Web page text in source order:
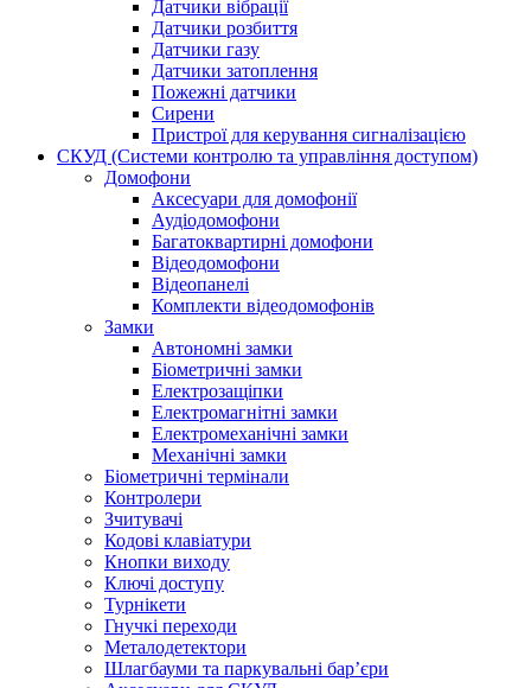
Датчики вібрації
Датчики розбиття
Датчики газу
Датчики затоплення
Пожежні датчики
Сирени
Пристрої для керування сигналізацією
СКУД (Системи контролю та управління доступом)
Домофони
Аксесуари для домофонії
Аудіодомофони
Багатоквартирні домофони
Відеодомофони
Відеопанелі
Комплекти відеодомофонів
Замки
Автономні замки
Біометричні замки
Електрозащіпки
Електромагнітні замки
Електромеханічні замки
Механічні замки
Біометричні термінали
Контролери
Зчитувачі
Кодові клавіатури
Кнопки виходу
Ключі доступу
Турнікети
Гнучкі переходи
Металодетектори
Шлагбауми та паркувальні бар’єри